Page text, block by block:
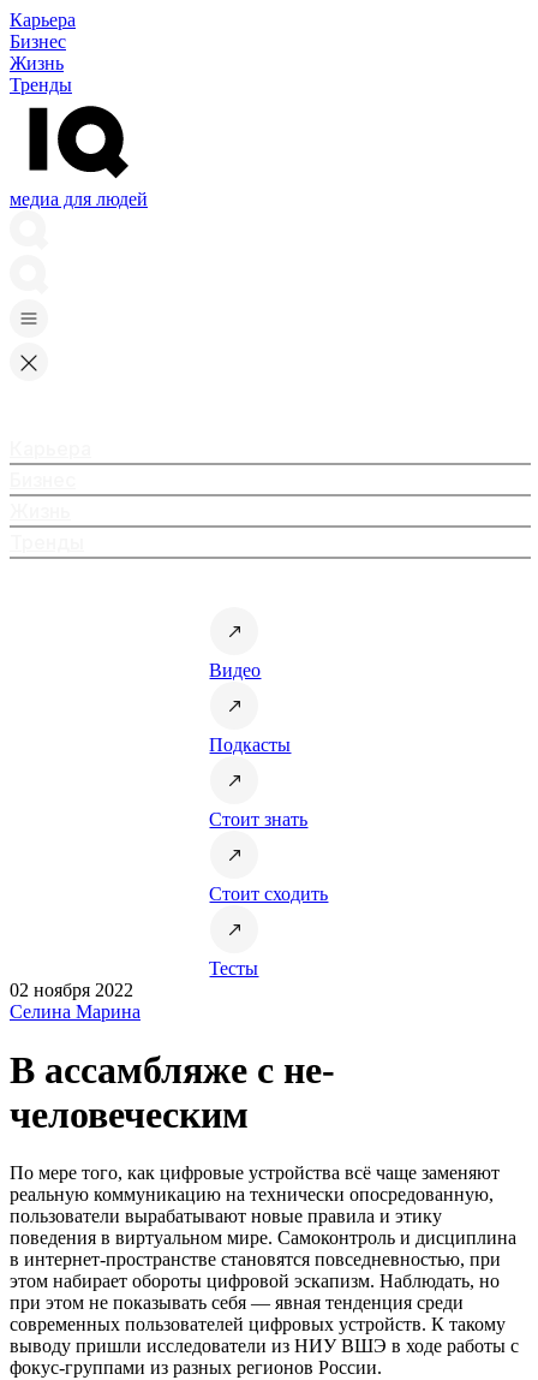
Карьера
Бизнес
Жизнь
Тренды
медиа для людей
Видео
Подкасты
Стоит знать
Стоит сходить
Тесты
02 ноября 2022
Селина Марина
В ассамбляже с не-
человеческим
По мере того, как цифровые устройства всё чаще заменяют
реальную коммуникацию на технически опосредованную,
пользователи вырабатывают новые правила и этику
поведения в виртуальном мире. Самоконтроль и дисциплина
в интернет-пространстве становятся повседневностью, при
этом набирает обороты цифровой эскапизм. Наблюдать, но
при этом не показывать себя — явная тенденция среди
современных пользователей цифровых устройств. К такому
выводу пришли исследователи из НИУ ВШЭ в ходе работы с
фокус-группами из разных регионов России.